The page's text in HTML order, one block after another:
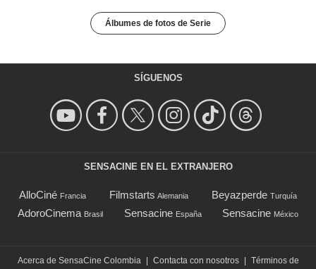
Álbumes de fotos de Serie
SÍGUENOS
SENSACINE EN EL EXTRANJERO
AlloCiné Francia Filmstarts Alemania Beyazperde Turquía
AdoroCinema Brasil Sensacine España Sensacine México
Acerca de SensaCine Colombia Contacta con nosotros Términos de